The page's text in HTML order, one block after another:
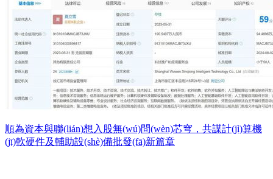
順為資本與聯(lián)想入股無(wú)問(wèn)芯穹，共謀計(jì)算機
(jī)軟硬件及輔助設(shè)備批發(fā)新篇章